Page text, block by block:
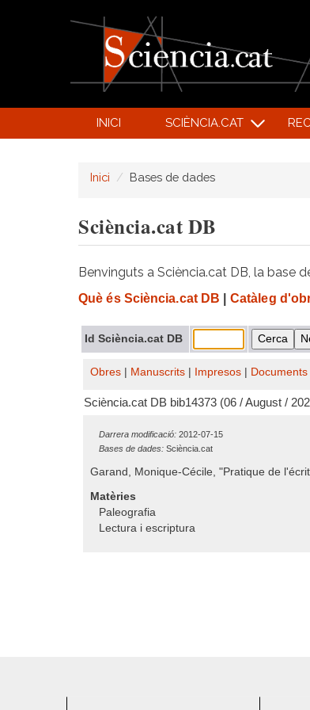
INICI SCIÈNCIA.CAT
Inici Bases de dades
Sciència.cat DB
Benvinguts a Sciència.cat DB, la base
Què és Sciència.cat DB Catàleg
Id Sciència.cat DB
Obres Manuscrits Impresos Documents
Sciència.cat DB bib14373 (06 / August /
Darrera modificació: 2012-07-15
Bases de dades: Sciència.cat
Garand, Monique-Cécile, "Pratique de
Matèries
Paleografia
Lectura i escriptura